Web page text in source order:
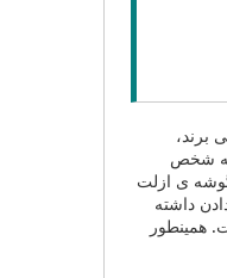
برند،
شخص
ی ازلت
داشته
همینطور